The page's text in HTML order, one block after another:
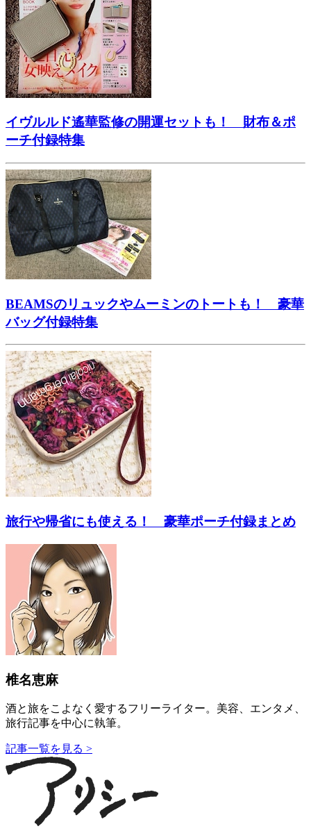
イヴルルド遙華監修の開運セットも！ 財布＆ポ
ーチ付録特集
BEAMSのリュックやムーミンのトートも！ 豪華
バッグ付録特集
旅行や帰省にも使える！ 豪華ポーチ付録まとめ
椎名恵麻
酒と旅をこよなく愛するフリーライター。美容、エンタメ、
旅行記事を中心に執筆。
記事一覧を見る >